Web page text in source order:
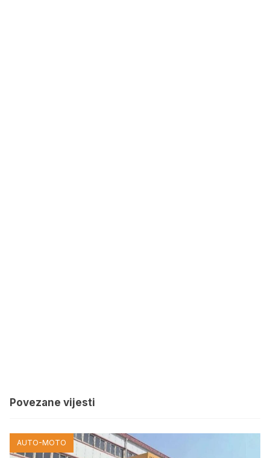
Povezane vijesti
AUTO-MOTO